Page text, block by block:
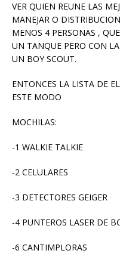
VER QUIEN REUNE LAS
MANEJAR O
MENOS 4 PERSONAS ,
UN TANQUE PERO CON
UN BOY SCOUT.
ENTONCES LA LISTA DE
ESTE MODO
MOCHILAS:
-1 WALKIE TALKIE
-2 CELULARES
-3 DETECTORES GEIGER
-4 PUNTEROS LASER DE
-6 CANTIMPLORAS